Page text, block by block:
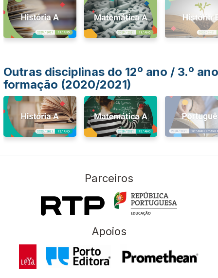
Outras disciplinas do 12º ano / 3.º ano
formação (2020/2021)
Parceiros
Apoios